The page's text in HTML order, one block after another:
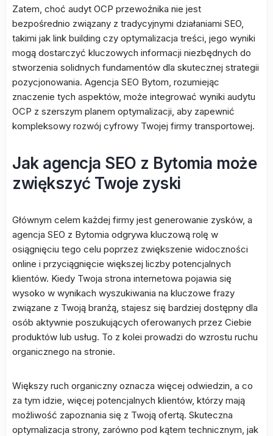
Zatem, choć audyt OCP przewoźnika nie jest
bezpośrednio związany z tradycyjnymi działaniami SEO,
takimi jak link building czy optymalizacja treści, jego wyniki
mogą dostarczyć kluczowych informacji niezbędnych do
stworzenia solidnych fundamentów dla skutecznej strategii
pozycjonowania. Agencja SEO Bytom, rozumiejąc
znaczenie tych aspektów, może integrować wyniki audytu
OCP z szerszym planem optymalizacji, aby zapewnić
kompleksowy rozwój cyfrowy Twojej firmy transportowej.
Jak agencja SEO z Bytomia może
zwiększyć Twoje zyski
Głównym celem każdej firmy jest generowanie zysków, a
agencja SEO z Bytomia odgrywa kluczową rolę w
osiągnięciu tego celu poprzez zwiększenie widoczności
online i przyciągnięcie większej liczby potencjalnych
klientów. Kiedy Twoja strona internetowa pojawia się
wysoko w wynikach wyszukiwania na kluczowe frazy
związane z Twoją branżą, stajesz się bardziej dostępny dla
osób aktywnie poszukujących oferowanych przez Ciebie
produktów lub usług. To z kolei prowadzi do wzrostu ruchu
organicznego na stronie.
Większy ruch organiczny oznacza więcej odwiedzin, a co
za tym idzie, więcej potencjalnych klientów, którzy mają
możliwość zapoznania się z Twoją ofertą. Skuteczna
optymalizacja strony, zarówno pod kątem technicznym, jak